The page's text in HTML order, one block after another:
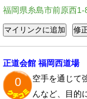
福岡県糸島市前原西
正道会館 福岡西道場
0
空手を通じて
んなど、目的